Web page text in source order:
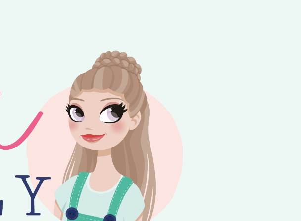
bij een minimale besteding van €10,-. Geldig tot en met